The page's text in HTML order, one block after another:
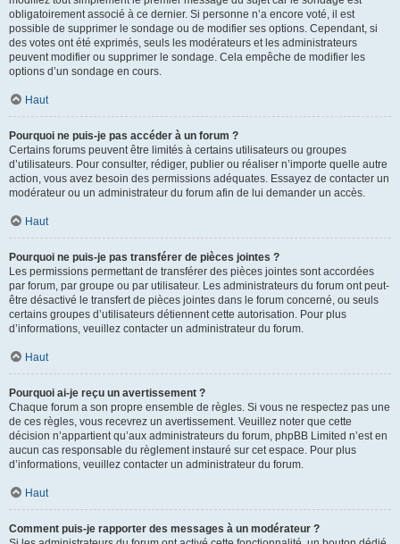
obligatoirement associé à ce dernier. Si personne n’a encore voté, il est
possible de supprimer le sondage ou de modifier ses options. Cependant, si
des votes ont été exprimés, seuls les modérateurs et les administrateurs
peuvent modifier ou supprimer le sondage. Cela empêche de modifier les
options d’un sondage en cours.
Haut
Pourquoi ne puis-je pas accéder à un forum ?
Certains forums peuvent être limités à certains utilisateurs ou groupes
d’utilisateurs. Pour consulter, rédiger, publier ou réaliser n’importe quelle autre
action, vous avez besoin des permissions adéquates. Essayez de contacter un
modérateur ou un administrateur du forum afin de lui demander un accès.
Haut
Pourquoi ne puis-je pas transférer de pièces jointes ?
Les permissions permettant de transférer des pièces jointes sont accordées
par forum, par groupe ou par utilisateur. Les administrateurs du forum ont peut-
être désactivé le transfert de pièces jointes dans le forum concerné, ou seuls
certains groupes d’utilisateurs détiennent cette autorisation. Pour plus
d’informations, veuillez contacter un administrateur du forum.
Haut
Pourquoi ai-je reçu un avertissement ?
Chaque forum a son propre ensemble de règles. Si vous ne respectez pas une
de ces règles, vous recevrez un avertissement. Veuillez noter que cette
décision n’appartient qu’aux administrateurs du forum, phpBB Limited n’est en
aucun cas responsable du règlement instauré sur cet espace. Pour plus
d’informations, veuillez contacter un administrateur du forum.
Haut
Comment puis-je rapporter des messages à un modérateur ?